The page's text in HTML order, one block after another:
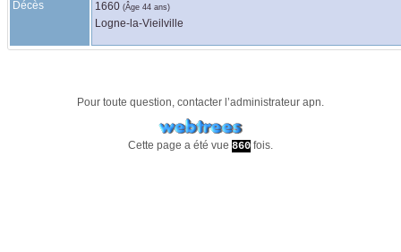
Décès 1660 (Âge 44 ans)
Logne-la-Vieilville
Pour toute question, contacter l’administrateur apn.
Cette page a été vue 860 fois.